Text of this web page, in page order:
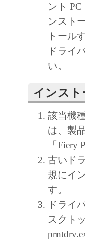
ント
ンスト
トール
ドライ
い。
インスト
該当機
は、製
「
古いド
規にイ
す。
ドライ
スクト